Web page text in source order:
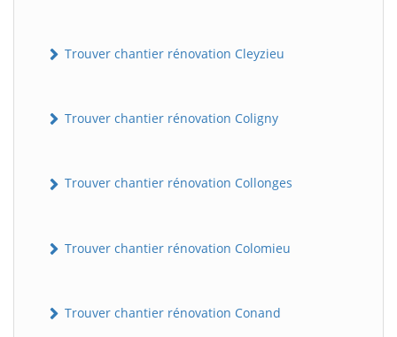
Trouver chantier rénovation Cleyzieu
Trouver chantier rénovation Coligny
Trouver chantier rénovation Collonges
Trouver chantier rénovation Colomieu
Trouver chantier rénovation Conand